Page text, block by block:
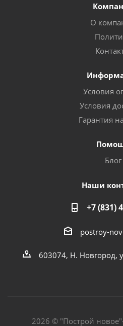
О
Условия
Условия
Гарантия
Блог
Наши
+7 (831)
postroy-
603074, Н. Новгород,
2026 © "Построй